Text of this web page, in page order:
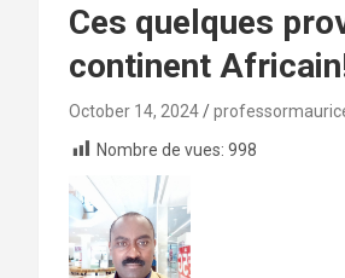
Ces quelques
continent
October 14, 2024
Nombre de vues: 998